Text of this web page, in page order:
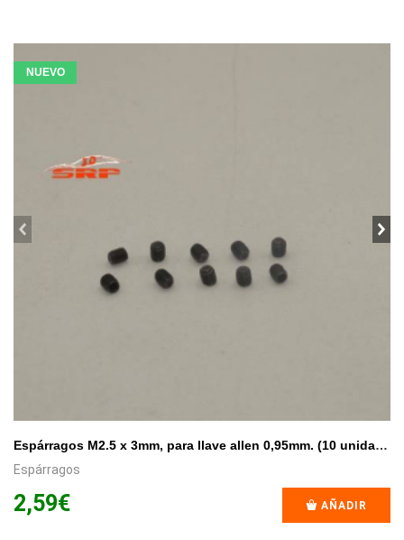
NUEVO
Espárragos M2.5 x 3mm, para llave allen 0,95mm. (10 unidades).
Espárragos
2,59€ AÑADIR